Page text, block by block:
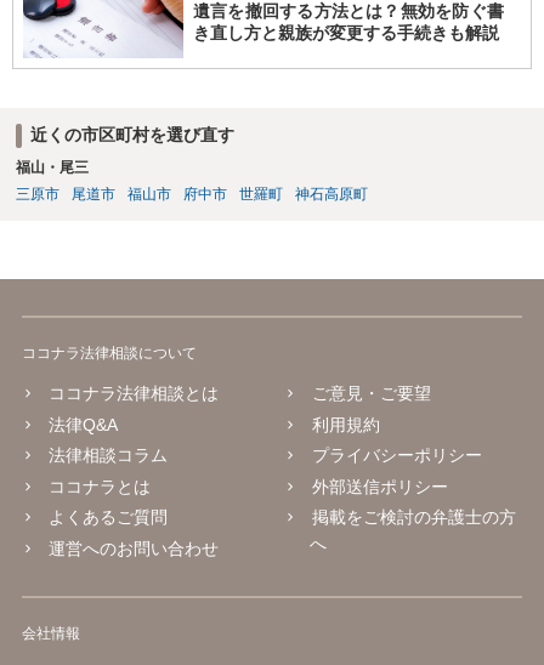
遺言を撤回する方法とは？無効を防ぐ書
き直し方と親族が変更する手続きも解説
近くの市区町村を選び直す
福山・尾三
三原市
尾道市 福山市 府中市 世羅町 神石高原町
ココナラ法律相談について
ココナラ法律相談とは
法律Q&A
法律相談コラム
ココナラとは
よくあるご質問
運営へのお問い合わせ
ご意見・ご要望
利用規約
プライバシーポリシー
外部送信ポリシー
掲載をご検討の弁護士の方
へ
会社情報